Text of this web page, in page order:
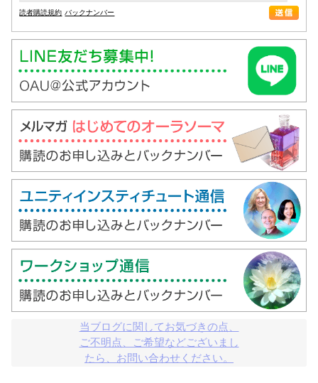
読者購読規約 バックナンバー
当ブログに関してお気づきの点、
ご不明点、ご希望などございまし
たら、お問い合わせください。